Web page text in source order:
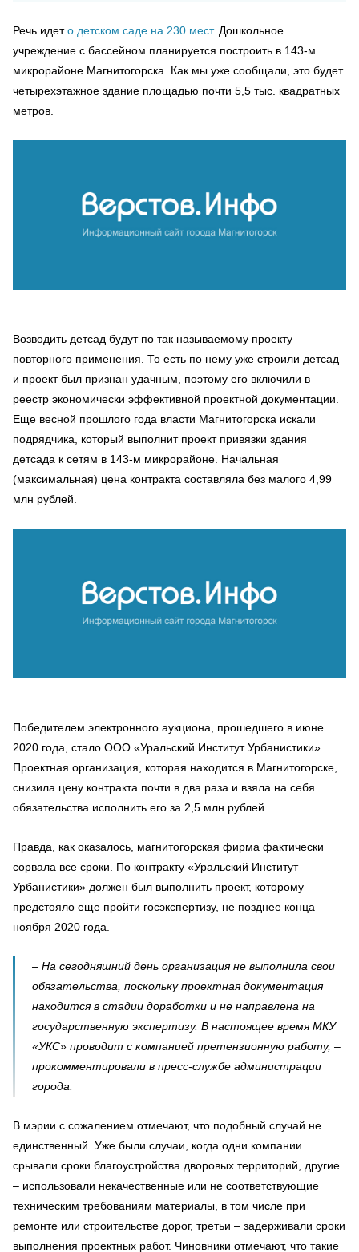
Речь идето детском саде на 230 мест. Дошкольное
учреждение с бассейном планируется построить в 143-м
микрорайоне Магнитогорска. Как мы уже сообщали, это будет
четырехэтажное здание площадью почти 5,5 тыс. квадратных
метров.
Возводить детсад будут по так называемому проекту
повторного применения. То есть по нему уже строили детсад
и проект был признан удачным, поэтому его включили в
реестр экономически эффективной проектной документации.
Еще весной прошлого года власти Магнитогорска искали
подрядчика, который выполнит проект привязки здания
детсада к сетям в 143-м микрорайоне. Начальная
(максимальная) цена контракта составляла без малого 4,99
млн рублей.
Победителем электронного аукциона, прошедшего в июне
2020 года, стало ООО «Уральский Институт Урбанистики».
Проектная организация, которая находится в Магнитогорске,
снизила цену контракта почти в два раза и взяла на себя
обязательства исполнить его за 2,5 млн рублей.
Правда, как оказалось, магнитогорская фирма фактически
сорвала все сроки. По контракту «Уральский Институт
Урбанистики» должен был выполнить проект, которому
предстояло еще пройти госэкспертизу, не позднее конца
ноября 2020 года.
– На сегодняшний день организация не выполнила свои
обязательства, поскольку проектная документация
находится в стадии доработки и не направлена на
государственную экспертизу. В настоящее время МКУ
«УКС» проводит с компанией претензионную работу, –
прокомментировали в пресс-службе администрации
города.
В мэрии с сожалением отмечают, что подобный случай не
единственный. Уже были случаи, когда одни компании
срывали сроки благоустройства дворовых территорий, другие
– использовали некачественные или не соответствующие
техническим требованиям материалы, в том числе при
ремонте или строительстве дорог, третьи – задерживали сроки
выполнения проектных работ. Чиновники отмечают, что такие